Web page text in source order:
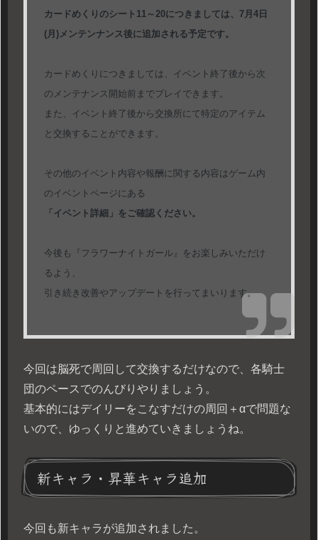
カードめくりのシート11～20につきましては、7月4日
(月)メンテンナンス後に追加される予定です。
カードめくりにつきましては、イベント終了後から次
のメンテナンス開始前までプレイできます。
また、イベント終了後から交換所にて特定のアイテム
と交換することができます。
その他のイベント内容や報酬に関する内容はゲーム内
のイベントページにある
「イベント詳細」をご確認ください。
今後も『フラワーナイトガール』をお楽しみいただけ
るよう、
引き続き改善やアップデートを行ってまいります。
今回は脳死で周回して交換するだけなので、各騎士
団のペースでのんびりやりましょう。
基本的にはデイリーをこなすだけの周回＋αで問題な
いので、ゆっくりと進めていきましょうね。
新キャラ・昇華キャラ追加
今回も新キャラが追加されました。